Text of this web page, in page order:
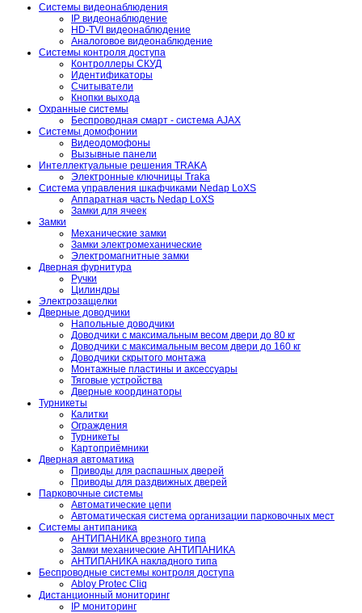
Системы видеонаблюдения
IP видеонаблюдение
HD-TVI видеонаблюдение
Аналоговое видеонаблюдение
Системы контроля доступа
Контроллеры СКУД
Идентификаторы
Считыватели
Кнопки выхода
Охранные системы
Беспроводная смарт - система AJAX
Системы домофонии
Видеодомофоны
Вызывные панели
Интеллектуальные решения TRAKA
Электронные ключницы Traka
Система управления шкафчиками Nedap LoXS
Аппаратная часть Nedap LoXS
Замки для ячеек
Замки
Механические замки
Замки электромеханические
Электромагнитные замки
Дверная фурнитура
Ручки
Цилиндры
Электрозащелки
Дверные доводчики
Напольные доводчики
Доводчики с максимальным весом двери до 80 кг
Доводчики с максимальным весом двери до 160 кг
Доводчики скрытого монтажа
Монтажные пластины и аксессуары
Тяговые устройства
Дверные координаторы
Турникеты
Калитки
Ограждения
Турникеты
Картоприёмники
Дверная автоматика
Приводы для распашных дверей
Приводы для раздвижных дверей
Парковочные системы
Автоматические цепи
Автоматическая система организации парковочных мест
Системы антипаника
АНТИПАНИКА врезного типа
Замки механические АНТИПАНИКА
АНТИПАНИКА накладного типа
Беспроводные системы контроля доступа
Abloy Protec Cliq
Дистанционный мониторинг
IP мониторинг